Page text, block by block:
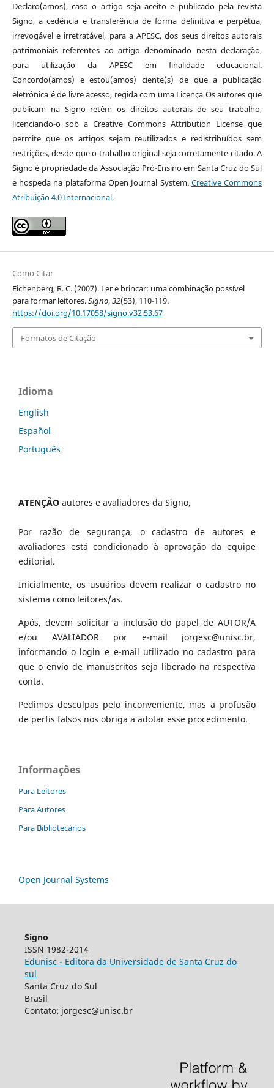
Declaro(amos), caso o artigo seja aceito e publicado pela revista
Signo, a cedência e transferência de forma definitiva e perpétua,
irrevogável e irretratável, para a APESC, dos seus direitos autorais
patrimoniais referentes ao artigo denominado nesta declaração,
para utilização da APESC em finalidade educacional.
Concordo(amos) e estou(amos) ciente(s) de que a publicação
eletrônica é de livre acesso, regida com uma Licença Os autores que
publicam na Signo retêm os direitos autorais de seu trabalho,
licenciando-o sob a Creative Commons Attribution License que
permite que os artigos sejam reutilizados e redistribuídos sem
restrições, desde que o trabalho original seja corretamente citado. A
Signo é propriedade da Associação Pró-Ensino em Santa Cruz do Sul
e hospeda na plataforma Open Journal System. Creative Commons
Atribuição 4.0 Internacional.
Como Citar
Eichenberg, R. C. (2007). Ler e brincar: uma combinação possível
para formar leitores.Signo,32(53), 110-119.
https://doi.org/10.17058/signo.v32i53.67
Formatos de Citação
Idioma
English
Español
Português
ATENÇÃO autores e avaliadores da Signo,
Por razão de segurança, o cadastro de autores e
avaliadores está condicionado à aprovação da equipe
editorial.
Inicialmente, os usuários devem realizar o cadastro no
sistema como leitores/as.
Após, devem solicitar a inclusão do papel de AUTOR/A
e/ou AVALIADOR por e-mail jorgesc@unisc.br,
informando o login e e-mail utilizado no cadastro para
que o envio de manuscritos seja liberado na respectiva
conta.
Pedimos desculpas pelo inconveniente, mas a profusão
de perfis falsos nos obriga a adotar esse procedimento.
Informações
Para Leitores
Para Autores
Para Bibliotecários
Open Journal Systems
Signo
ISSN 1982-2014
Edunisc - Editora da Universidade de Santa Cruz do
sul
Santa Cruz do Sul
Brasil
Contato: jorgesc@unisc.br